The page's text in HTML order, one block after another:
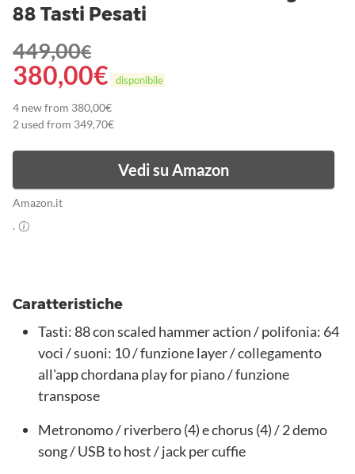
88 Tasti Pesati
449,00€
380,00€ disponibile
4 new from 380,00€
2 used from 349,70€
Vedi su Amazon
Amazon.it
.
Caratteristiche
Tasti: 88 con scaled hammer action / polifonia: 64
voci / suoni: 10 / funzione layer / collegamento
all'app chordana play for piano / funzione
transpose
Metronomo / riverbero (4) e chorus (4) / 2 demo
song / USB to host / jack per cuffie